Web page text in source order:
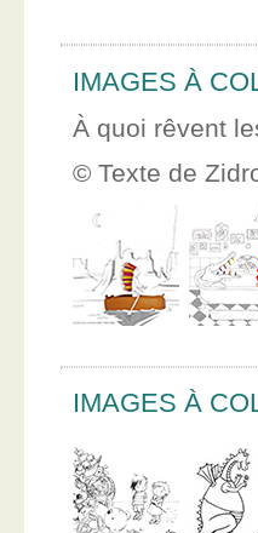
IMAGES À
À quoi rêvent
© Texte de
IMAGES À